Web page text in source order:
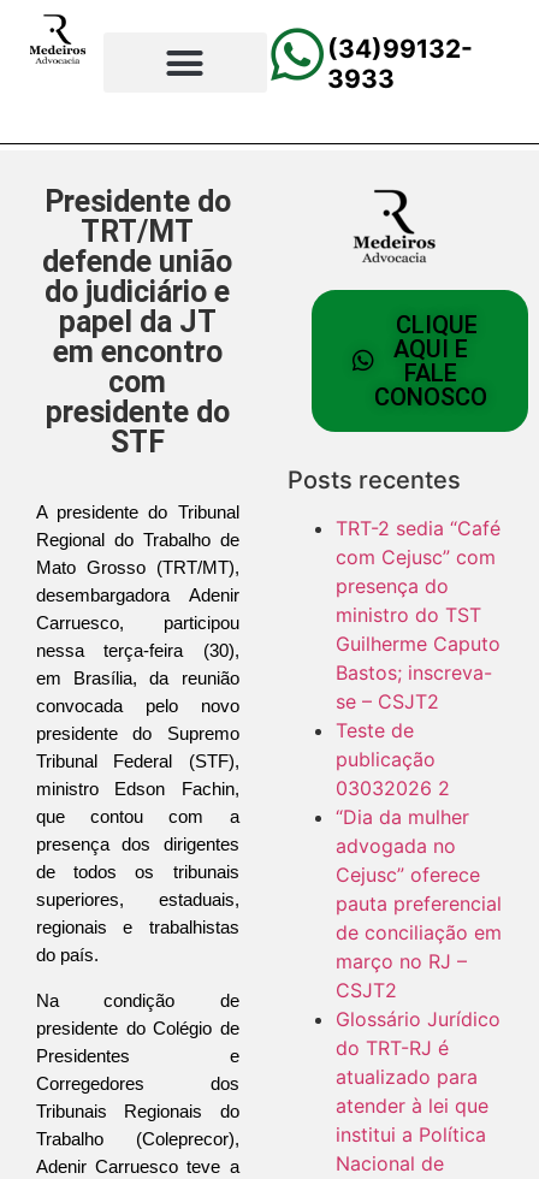
(34)99132-
3933
Presidente do
TRT/MT
defende união
do judiciário e
papel da JT
em encontro
com
presidente do
STF
A presidente do Tribunal
Regional do Trabalho de
Mato Grosso (TRT/MT),
desembargadora Adenir
Carruesco, participou
nessa terça-feira (30),
em Brasília, da reunião
convocada pelo novo
presidente do Supremo
Tribunal Federal (STF),
ministro Edson Fachin,
que contou com a
presença dos dirigentes
de todos os tribunais
superiores, estaduais,
regionais e trabalhistas
do país.
Na condição de
presidente do Colégio de
Presidentes e
Corregedores dos
Tribunais Regionais do
Trabalho (Coleprecor),
Adenir Carruesco teve a
CLIQUE
AQUI E
FALE
CONOSCO
Posts recentes
TRT-2 sedia “Café
com Cejusc” com
presença do
ministro do TST
Guilherme Caputo
Bastos; inscreva-
se – CSJT2
Teste de
publicação
03032026 2
“Dia da mulher
advogada no
Cejusc” oferece
pauta preferencial
de conciliação em
março no RJ –
CSJT2
Glossário Jurídico
do TRT-RJ é
atualizado para
atender à lei que
institui a Política
Nacional de